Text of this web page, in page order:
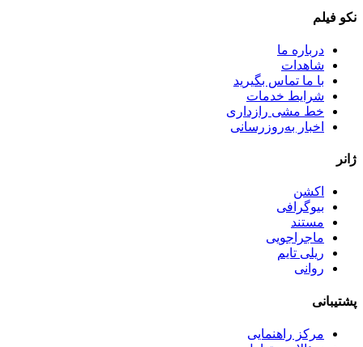
نکو فیلم
درباره ما
شاهدات
با ما تماس بگیرید
شرایط خدمات
خط مشی رازداری
اخبار به‌روزرسانی
ژانر
اکشن
بیوگرافی
مستند
ماجراجویی
ریلی تایم
روانی
پشتیبانی
مرکز راهنمایی